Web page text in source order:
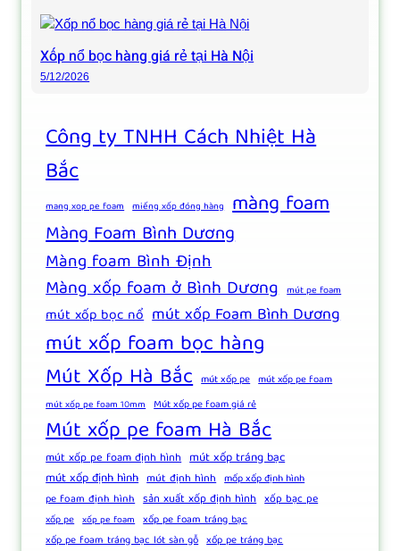
Xốp nổ bọc hàng giá rẻ tại Hà Nội
5/12/2026
Công ty TNHH Cách Nhiệt Hà
Bắc
mang xop pe foam miếng xốp đóng hàng màng foam
Màng Foam Bình Dương
Màng foam Bình Định
Màng xốp foam ở Bình Dương mút pe foam
mút xốp bọc nổ mút xốp Foam Bình Dương
mút xốp foam bọc hàng
Mút Xốp Hà Bắc mút xốp pe mút xốp pe foam
mút xốp pe foam 10mm Mút xốp pe foam giá rẻ
Mút xốp pe foam Hà Bắc
mút xốp pe foam định hình mút xốp tráng bạc
mút xốp định hình mút định hình mốp xốp định hình
pe foam định hình sản xuất xốp định hình xốp bạc pe
xốp pe xốp pe foam xốp pe foam tráng bạc
xốp pe foam tráng bạc lót sàn gỗ xốp pe tráng bạc